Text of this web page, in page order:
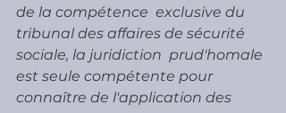
de la compétence  exclusive du
tribunal des affaires de sécurité
sociale, la juridiction  prud'homale
est seule compétente pour
connaître de l'application des